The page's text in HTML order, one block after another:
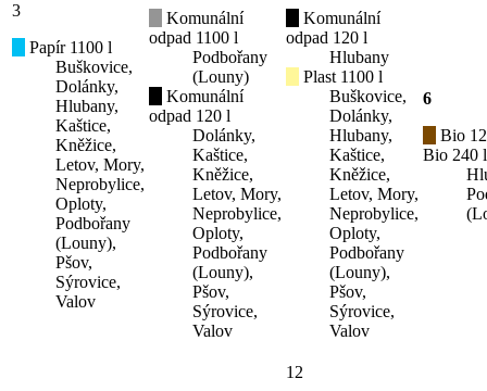
3
Papír 1100 l
Buškovice,
Dolánky,
Hlubany,
Kaštice,
Kněžice,
Letov, Mory,
Neprobylice,
Oploty,
Podbořany
(Louny),
Pšov,
Sýrovice,
Valov
Komunální
odpad 1100 l
Podbořany
(Louny)
Komunální
odpad 120 l
Dolánky,
Kaštice,
Kněžice,
Letov, Mory,
Neprobylice,
Oploty,
Podbořany
(Louny),
Pšov,
Sýrovice,
Valov
Komunální
odpad 120 l
Hlubany
Plast 1100 l
Buškovice,
Dolánky,
Hlubany,
Kaštice,
Kněžice,
Letov, Mory,
Neprobylice,
Oploty,
Podbořany
(Louny),
Pšov,
Sýrovice,
Valov
6
Bio
Bio 240 l
12